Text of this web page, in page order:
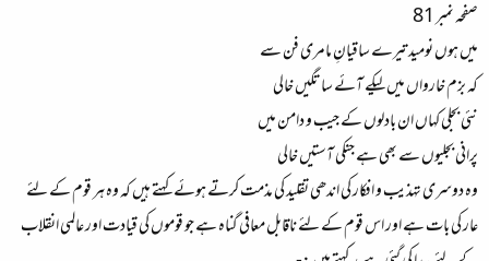
صفحہ نمبر 81
میں ہوں نومید تیرے ساقیانِ مامری فن سے
کہ بزم خارواں میں لیکے آئے ساتگیں خالی
نئی بجلی کہاں ان بادلوں کے جیب و دامن میں
پرانی بجلیوں سے بھی ہے جنکی آستیں خالی
وہ دوسری تہذیب و افکار کی اندھی تقلید کی مذمت کرتے ہوئے کہتے ہیں کہ وہ ہر قوم کے لئے
عار کی بات ہے اور اس قوم کے لئے ناقابل معافی گناہ ہے جو قوموں کی قیادت اور عالمی انقلاب